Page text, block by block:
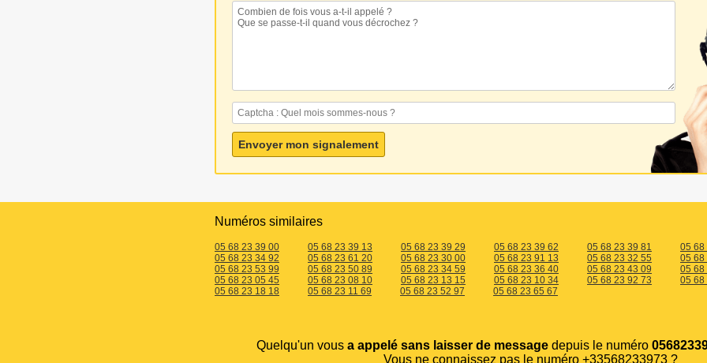
Numéros similaires
05 68 23 39 00 05 68 23 39 13 05 68 23 39 29 05 68 23 39 62 05 68 23 39 81
05 68
05 68 23 34 92
05 68 23 61 20 05 68 23 30 00 05 68 23 91 13 05 68 23 32 55
05 68
05 68 23 53 99
05 68 23 50 89 05 68 23 34 59 05 68 23 36 40 05 68 23 43 09
05 68
05 68 23 05 45
05 68 23 08 10 05 68 23 13 15 05 68 23 10 34 05 68 23 92 73
05 68
05 68 23 18 18
05 68 23 11 69 05 68 23 52 97 05 68 23 65 67
Quelqu'un vous a appelé sans laisser de message depuis le numéro
Vous ne connaissez pas le numéro +33568233973 ?